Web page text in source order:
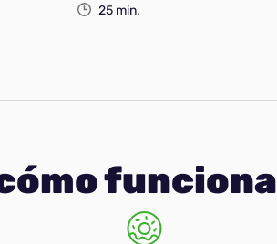
25 min.
funciona